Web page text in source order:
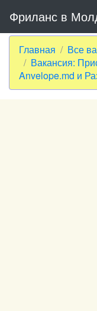
Фриланс в
Главная
Все
Вакансия:
Anvelope.md и